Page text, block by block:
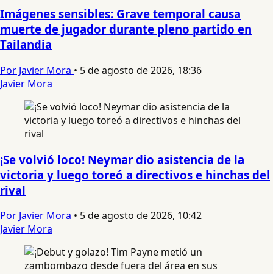
Imágenes sensibles: Grave temporal causa
muerte de jugador durante pleno partido en
Tailandia
Por Javier Mora • 5 de agosto de 2026, 18:36
Javier Mora
¡Se volvió loco! Neymar dio asistencia de la
victoria y luego toreó a directivos e hinchas del
rival
Por Javier Mora • 5 de agosto de 2026, 10:42
Javier Mora